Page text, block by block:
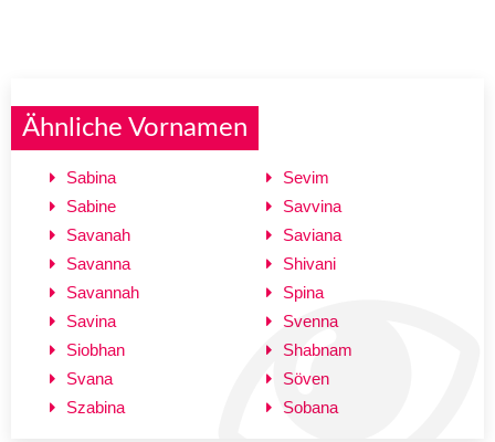
Ähnliche Vornamen
Sabina
Sabine
Savanah
Savanna
Savannah
Savina
Siobhan
Svana
Szabina
Sevim
Savvina
Saviana
Shivani
Spina
Svenna
Shabnam
Söven
Sobana